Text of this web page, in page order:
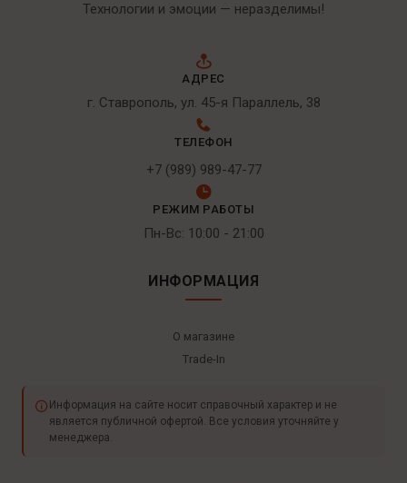
Технологии и эмоции — неразделимы!
АДРЕС
г. Ставрополь, ул. 45-я Параллель, 38
ТЕЛЕФОН
+7 (989) 989-47-77
РЕЖИМ РАБОТЫ
Пн-Вс: 10:00 - 21:00
ИНФОРМАЦИЯ
О магазине
Trade-In
Информация на сайте носит справочный характер и не
является публичной офертой. Все условия уточняйте у
менеджера.